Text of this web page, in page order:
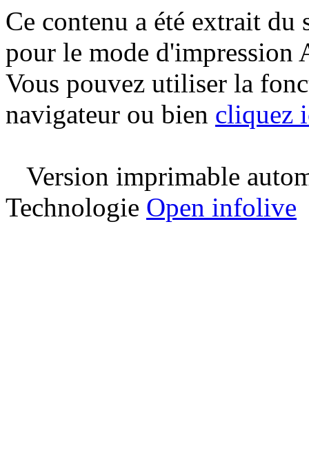
Ce contenu a été extrait
pour le mode d'impression
Vous pouvez utiliser la
navigateur ou bien cliquez
Version imprimable
Technologie Open infolive